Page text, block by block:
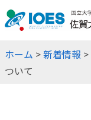
ホーム >新着情報 >
ついて